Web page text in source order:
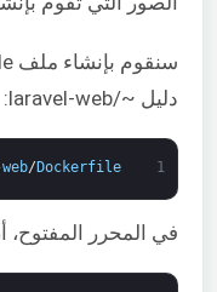
دليل ~/laravel-web:
1
web/ Dockerfile
في المحرر المفتوح،